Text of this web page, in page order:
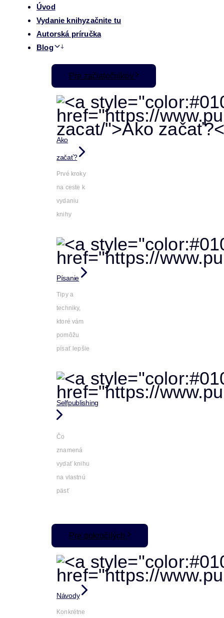
Úvod
Vydanie knihyzačnite tu
Autorská príručka
Blog
Pre začiatočníkov
Ako
začať?
Prvé kroky
na ceste k
vydaniu
knihy
Písanie
Tipy a
techniky,
ktoré vám
pomôžu
písať lepšie
Selfpublishing
Čo
znamená
vydať knihu
na vlastnú
päsť
Pre pokročilých
Návody
Konkrétne